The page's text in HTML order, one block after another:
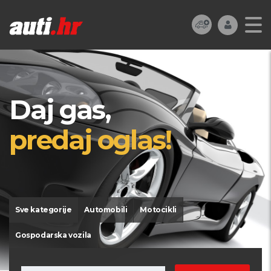
Daj gas,
predaj oglas!
Sve kategorije Automobili Motocikli
Gospodarska vozila